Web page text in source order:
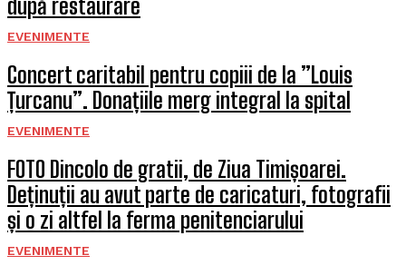
după restaurare
EVENIMENTE
Concert caritabil pentru copiii de la ”Louis
Țurcanu”. Donațiile merg integral la spital
EVENIMENTE
FOTO Dincolo de gratii, de Ziua Timișoarei.
Deținuții au avut parte de caricaturi, fotografii
și o zi altfel la ferma penitenciarului
EVENIMENTE